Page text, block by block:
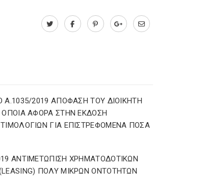
Α.1035/2019 ΑΠΟΦΑΣΗ ΤΟΥ ΔΙΟΙΚΗΤΗ
ΑΦΟΡΑ ΣΤΗΝ ΕΚΔΟΣΗ
ΤΙΜΟΛΟΓΙΩΝ ΓΙΑ ΕΠΙΣΤΡΕΦΟΜΕΝΑ ΠΟΣΑ
ΑΝΤΙΜΕΤΩΠΙΣΗ ΧΡΗΜΑΤΟΔΟΤΙΚΩΝ
ΠΟΛΥ ΜΙΚΡΩΝ ΟΝΤΟΤΗΤΩΝ